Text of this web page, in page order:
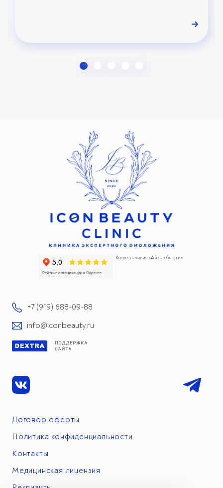
Договор оферты
Политика конфиденциальности
Контакты
Медицинская лицензия
Косметология «Айкон бьюти»
+7 (919) 688-09-88
info@iconbeauty.ru